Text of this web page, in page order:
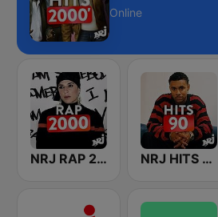
Online
NRJ RAP 2000 NRJ HITS 90